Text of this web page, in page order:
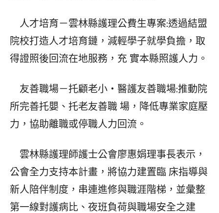
人才培育－雲林縣護理公費生專案:透過結盟
院校打造人才培育鏈，減輕學子就學負擔，取
得證照後回流在地服務，充 實本縣照護人力。
友善職場－托顧老小‧醫護友善職場:推動院
所完善托嬰、托老友善職 場，降低專業家庭壓
力，協助離職或停職人力回流。
雲林縣護理師護士公會廖惠娟理事長表示，
公會全力支持本計畫，將協力建置臨 床指導與
新人陪伴制度，串連進修與職涯階梯，並彙整
第一線對護病比、夜班負荷與職場安全之建